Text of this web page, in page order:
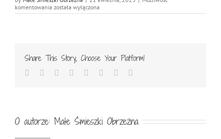
komentowania IMG_8143
została wyłączona
Share This Story, Choose Your Platform!
Facebook
TwitterReddit LinkedIn
TumblrPinterest
O autorze: Małe Śmieszki Obrzeżna